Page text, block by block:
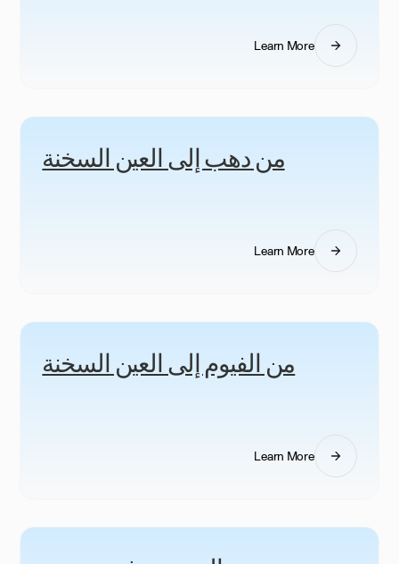
Learn More
من دهب إلى العين السخنة
Learn More
من الفيوم إلى العين السخنة
Learn More